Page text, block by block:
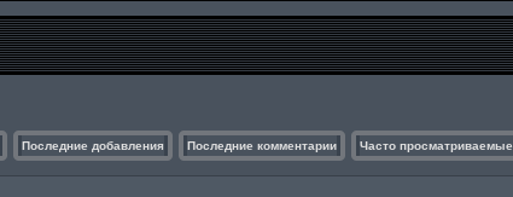
Последние добавления Последние комментарии Часто просматриваемые